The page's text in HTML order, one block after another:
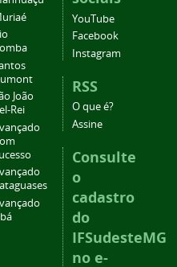
João
Rei
YouTube
Facebook
Instagram
RSS
O que é?
Assine
Consulte
o
cadastro
do
IFSudesteMG
no e-